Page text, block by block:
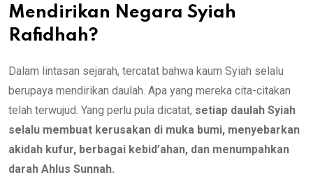
Mendirikan Negara Syiah
Rafidhah?
Dalam lintasan sejarah, tercatat bahwa kaum Syiah selalu
berupaya mendirikan daulah. Apa yang mereka cita-citakan
telah terwujud. Yang perlu pula dicatat, setiap daulah Syiah
selalu membuat kerusakan di muka bumi, menyebarkan
akidah kufur, berbagai kebid’ahan, dan menumpahkan
darah Ahlus Sunnah.